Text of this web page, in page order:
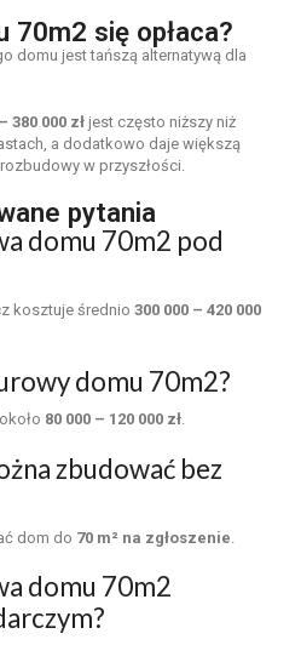
70m2 się opłaca?
domu jest tańszą alternatywą dla
380 000 zł jest często niższy niż
a dodatkowo daje większą
w przyszłości.
pytania
domu 70m2 pod
kosztuje średnio 300 000 – 420 000
domu 70m2?
80 000 – 120 000 zł
zbudować bez
dom do 70 m² na zgłoszenie
domu 70m2